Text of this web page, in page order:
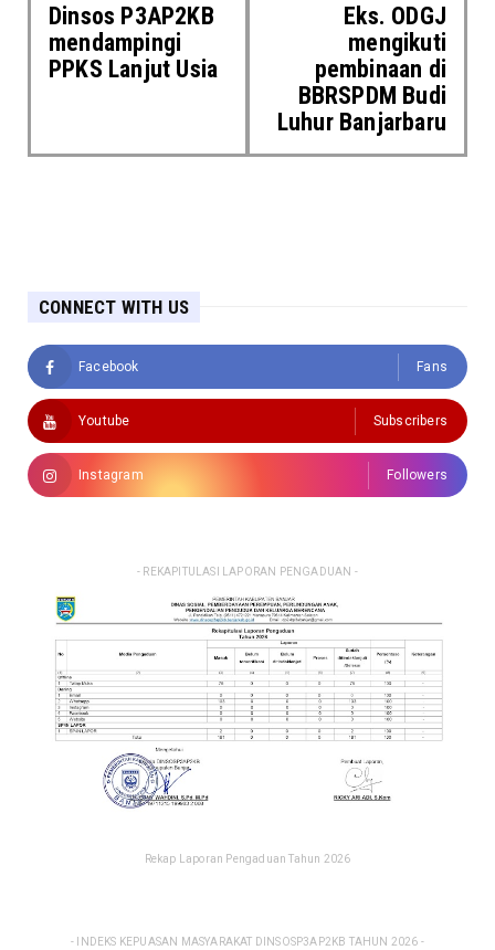
Dinsos P3AP2KB
mendampingi
PPKS Lanjut Usia
Eks. ODGJ
mengikuti
pembinaan di
BBRSPDM Budi
Luhur Banjarbaru
CONNECT WITH US
Facebook Fans
Youtube Subscribers
Instagram Followers
- REKAPITULASI LAPORAN PENGADUAN -
Rekap Laporan Pengaduan Tahun 2026
- INDEKS KEPUASAN MASYARAKAT DINSOSP3AP2KB TAHUN 2026 -